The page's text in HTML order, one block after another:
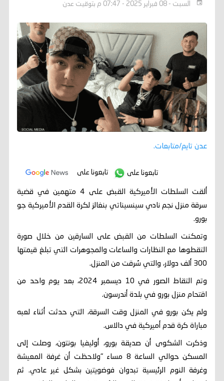
السبت - 08 فبراير 2025 - 07:47 م بتوقيت عدن
عدن تايم/متابعات.
تابعونا على تابعونا على
ألقت السلطات الأميركية القبض على 4 متهمين في قضية
سرقة منزل نجم نادي سينسيناتي بنغالز لكرة القدم الأميركية جو
بورو.
وتمكنت السلطات من القبض على السارقين من خلال صورة
التقطوها مع النظارات والساعات والمجوهرات التي تبلغ قيمتها
300 ألف دولار، والتي سُرقت من المنزل.
وتم التقاط الصور في 10 ديسمبر 2024، بعد يوم واحد من
اقتحام منزل بورو في بلدة أندرسون.
ولم يكن بورو في المنزل وقت السرقة، التي حدثت أثناء لعبه
مباراة كرة قدم أميركية في دالاس.
وذكرت الشكوى أن صديقة بورو، أوليفيا بونتون، وصلت إلى
المسكن حوالي الساعة 8 مساء "ولاحظت أن غرفة المعيشة
وغرفة النوم الرئيسية تبدوان فوضويتين بشكل غير عادي. ثم